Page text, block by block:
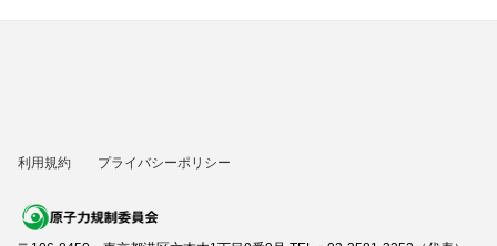
利用規約 プライバシーポリシー